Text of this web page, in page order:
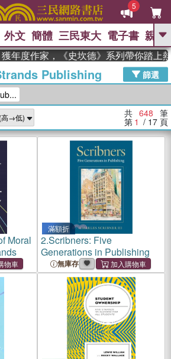
5
GO
熱搜： 東野圭吾 、 高希均教授回憶錄
、 The Odyssey 、 父親節 、 如果歷
獎 臺灣漫遊錄 、 方念華 、 台灣的李
登輝時代
數學女孩：黎曼猜想 、
偉大的迷走神經
外文 簡體 三民東大 電子書 親子
家，《史坎德》系列帶你踏上熱血奇
Publishing
篩選
共 648 筆
第 1 / 17 頁
Moral
滿額折
2.Scribners: Five
Generations in Publishing
無庫存